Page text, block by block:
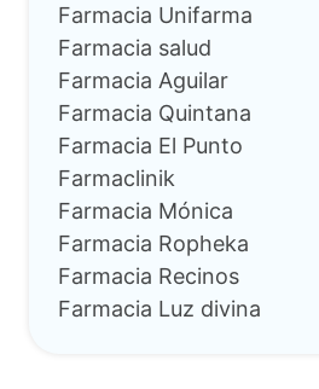
Farmacia Unifarma
Farmacia salud
Farmacia Aguilar
Farmacia Quintana
Farmacia El Punto
Farmaclinik
Farmacia Mónica
Farmacia Ropheka
Farmacia Recinos
Farmacia Luz divina